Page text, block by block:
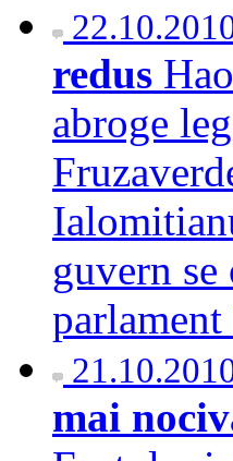
redus
abroge
guvern
mai